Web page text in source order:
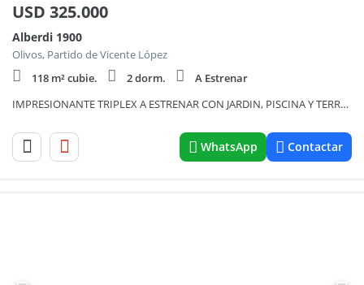
USD 325.000
Alberdi 1900
Olivos, Partido de Vicente López
118 m² cubie.
2 dorm.
A Estrenar
IMPRESIONANTE TRIPLEX A ESTRENAR CON JARDIN, PISCINA Y TERRAZAS, EN OLIVOS.
WhatsApp Contactar